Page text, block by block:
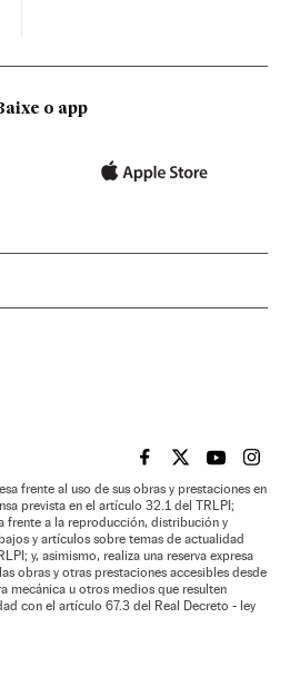
o app
EL PAÍS BRASIL EN
EL PAÍSEL PAÍS
EL
frente al uso de sus obras y prestaciones en
prevista en el artículo 32.1 del TRLPI;
frente a la reproducción, distribución y
y artículos sobre temas de actualidad
y, asimismo, realiza una reserva expresa
obras y otras prestaciones accesibles desde
mecánica u otros medios que resulten
con el artículo 67.3 del Real Decreto - ley